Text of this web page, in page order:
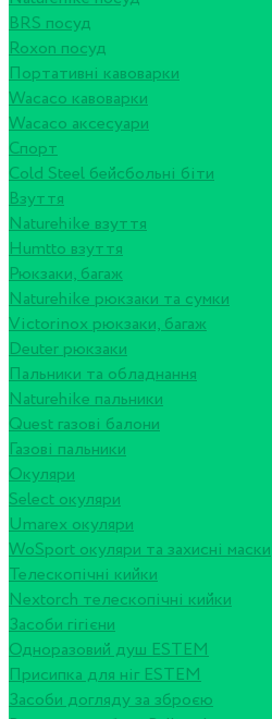
BRS посуд
Roxon посуд
Портативні кавоварки
Wacaco кавоварки
Wacaco аксесуари
Спорт
Cold Steel бейсбольні біти
Взуття
Naturehike взуття
Humtto взуття
Рюкзаки, багаж
Naturehike рюкзаки та сумки
Victorinox рюкзаки, багаж
Deuter рюкзаки
Пальники та обладнання
Naturehike пальники
Quest газові балони
Газові пальники
Окуляри
Select окуляри
Umarex окуляри
WoSport окуляри та захисні маски
Телескопічні кийки
Nextorch телескопічні кийки
Засоби гігієни
Одноразовий душ ESTEM
Присипка для ніг ESTEM
Засоби догляду за зброєю